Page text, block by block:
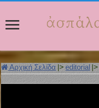
Αρχική Σελίδα |> editorial |>